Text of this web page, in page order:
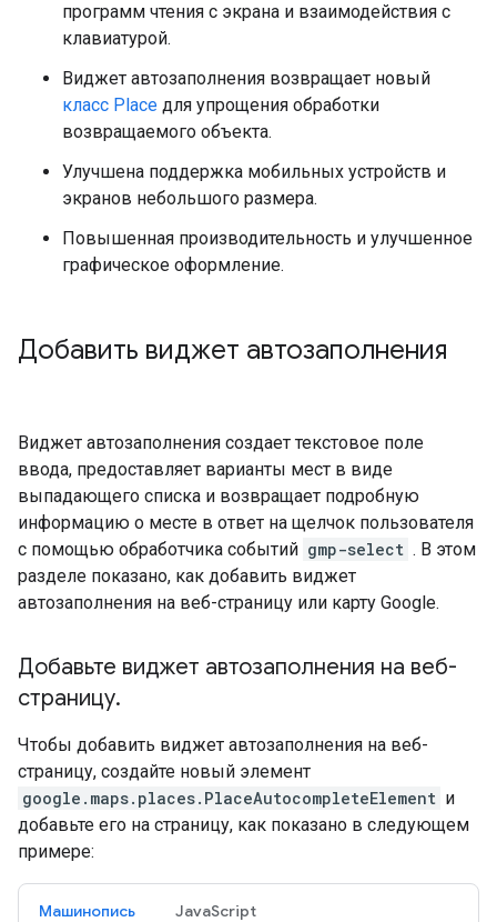
программ чтения с экрана и взаимодействия с
клавиатурой.
Виджет автозаполнения возвращает новый
класс Place для упрощения обработки
возвращаемого объекта.
Улучшена поддержка мобильных устройств и
экранов небольшого размера.
Повышенная производительность и улучшенное
графическое оформление.
Добавить виджет автозаполнения
Виджет автозаполнения создает текстовое поле
ввода, предоставляет варианты мест в виде
выпадающего списка и возвращает подробную
информацию о месте в ответ на щелчок пользователя
с помощью обработчика событий gmp-select . В этом
разделе показано, как добавить виджет
автозаполнения на веб-страницу или карту Google.
Добавьте виджет автозаполнения на веб-
страницу.
Чтобы добавить виджет автозаполнения на веб-
страницу, создайте новый элемент
google.maps.places.PlaceAutocompleteElement и
добавьте его на страницу, как показано в следующем
примере:
Машинопись JavaScript